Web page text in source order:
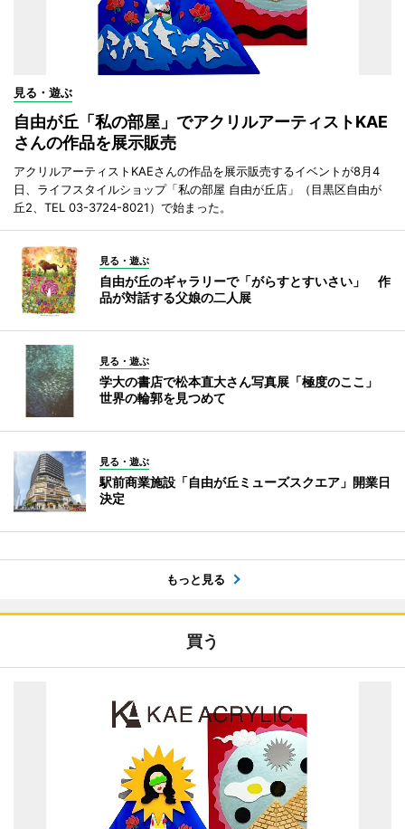
見る・遊ぶ
自由が丘「私の部屋」でアクリルアーティストKAE
さんの作品を展示販売
アクリルアーティストKAEさんの作品を展示販売するイベントが8月4
日、ライフスタイルショップ「私の部屋 自由が丘店」（目黒区自由が
丘2、TEL 03-3724-8021）で始まった。
見る・遊ぶ
自由が丘のギャラリーで「がらすとすいさい」 作
品が対話する父娘の二人展
見る・遊ぶ
学大の書店で松本直大さん写真展「極度のここ」
世界の輪郭を見つめて
見る・遊ぶ
駅前商業施設「自由が丘ミューズスクエア」開業日
決定
もっと見る
買う